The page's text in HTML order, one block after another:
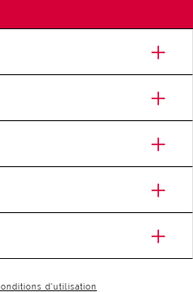
d'utilisation